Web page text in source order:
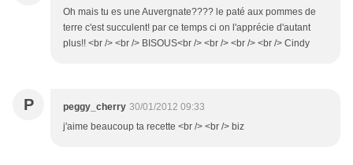
Oh mais tu es une Auvergnate???? le paté aux pommes de
terre c'est succulent! par ce temps ci on l'apprécie d'autant
plus!! <br /> <br /> BISOUS<br /> <br /> <br /> <br /> Cindy
P peggy_cherry 30/01/2012 09:33
j'aime beaucoup ta recette <br /> <br /> biz